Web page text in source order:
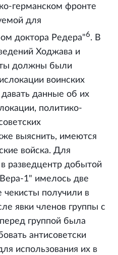
германском фронте
для
доктора Редера"6. В
Ходжава и
должны были
воинских
данные об их
политико-
выяснить, имеются
войска. Для
разведцентр добытой
1" имелось две
чекисты получили в
явки членов группы с
группой была
антисоветски
использования их в